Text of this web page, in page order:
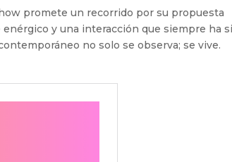
promete un recorrido por su propuesta
y una interacción que siempre ha
no solo se observa; se vive.